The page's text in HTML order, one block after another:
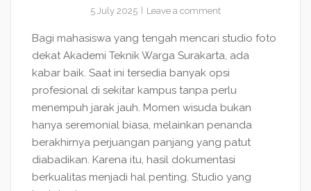
5 July 2025 Leave a comment
Bagi mahasiswa yang tengah mencari studio foto
dekat Akademi Teknik Warga Surakarta, ada
kabar baik. Saat ini tersedia banyak opsi
profesional di sekitar kampus tanpa perlu
menempuh jarak jauh. Momen wisuda bukan
hanya seremonial biasa, melainkan penanda
berakhirnya perjuangan panjang yang patut
diabadikan. Karena itu, hasil dokumentasi
berkualitas menjadi hal penting. Studio yang